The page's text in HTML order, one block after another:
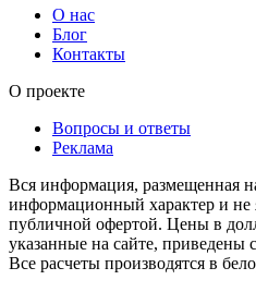
О нас
Блог
Контакты
О проекте
Вопросы и ответы
Реклама
Вся информация, размещенная
информационный характер и не
публичной офертой. Цены в
указанные на сайте,
Все расчеты производятся в